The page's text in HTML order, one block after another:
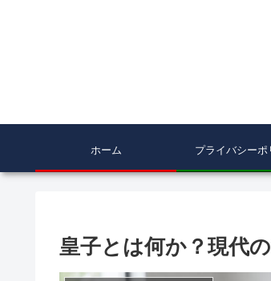
ホーム プライバシーポ
皇子とは何か？現代